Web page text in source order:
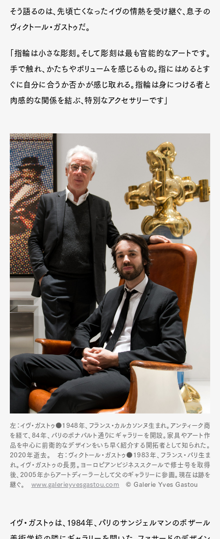
そう語るのは、先頃亡くなったイヴの情熱を受け継ぐ、息子の
ヴィクトール・ガストゥだ。
「指輪は小さな彫刻。そして彫刻は最も官能的なアートです。
手で触れ、かたちやボリュームを感じるもの。指にはめるとす
ぐに自分に合うか否かが感じ取れる。指輪は身につける者と
肉感的な関係を結ぶ、特別なアクセサリーです」
左：イヴ・ガストゥ●1948年、フランス・カルカソンヌ生まれ。アンティーク商
を経て、84年、パリのボナパルト通りにギャラリーを開設。家具やアート作
品を中心に前衛的なデザインをいち早く紹介する開拓者として知られた。
2020年逝去。 右：ヴィクトール・ガストゥ●1983年、フランス・パリ生ま
れ。イヴ・ガストゥの長男。ヨーロピアンビジネススクールで修士号を取得
後、2005年からアートディーラーとして父のギャラリーに参画。現在は跡を
継ぐ。 www.galerieyvesgastou.com ©︎ Galerie Yves Gastou
イヴ・ガストゥは、1984年、パリのサンジェルマンのボザール